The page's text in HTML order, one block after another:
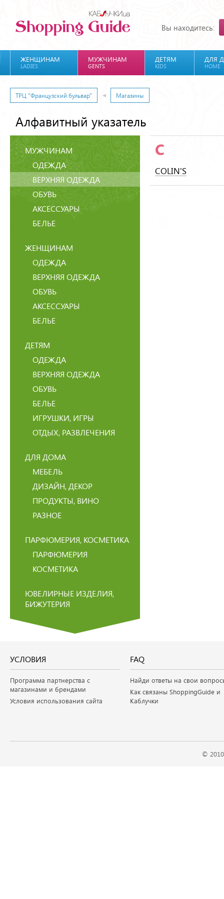
Вы находитесь:
ЖЕНЩИНАМ
LADIES
МУЖЧИНАМ
GENTS
ДЕТЯМ
KIDS
ДЛЯ
HOME
ТРЦ "Французский бульвар" Магазины
Алфавитный указатель
МУЖЧИНАМ
ОДЕЖДА
ВЕРХНЯЯ ОДЕЖДА
ОБУВЬ
АКСЕССУАРЫ
БЕЛЬЕ
ЖЕНЩИНАМ
ОДЕЖДА
ВЕРХНЯЯ ОДЕЖДА
ОБУВЬ
АКСЕССУАРЫ
БЕЛЬЕ
ДЕТЯМ
ОДЕЖДА
ВЕРХНЯЯ ОДЕЖДА
ОБУВЬ
БЕЛЬЕ
ИГРУШКИ, ИГРЫ
ОТДЫХ, РАЗВЛЕЧЕНИЯ
ДЛЯ ДОМА
МЕБЕЛЬ
ДИЗАЙН, ДЕКОР
ПРОДУКТЫ, ВИНО
РАЗНОЕ
ПАРФЮМЕРИЯ, КОСМЕТИКА
ПАРФЮМЕРИЯ
КОСМЕТИКА
ЮВЕЛИРНЫЕ ИЗДЕЛИЯ,
БИЖУТЕРИЯ
C
COLIN'S
УСЛОВИЯ
Программа партнерства с
магазинами и брендами
Условия использования сайта
FAQ
Найди ответы на свои
Как связаны ShoppingGuide и
Каблучки
©